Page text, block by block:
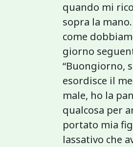
quando mi
sopra la
come
giorno
“Buongiorno,
esordisce il
male, ho la
qualcosa per
portato mia
lassativo che